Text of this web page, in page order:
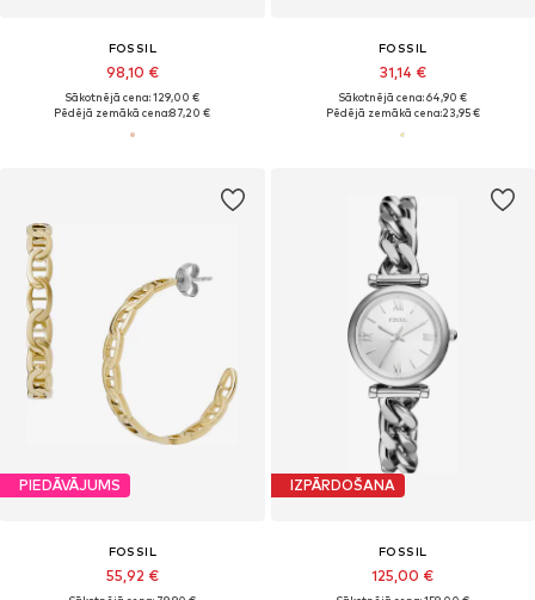
FOSSIL
98,10 €
Sākotnējā cena: 129,00 €
Pēdējā zemākā cena:87,20 €
FOSSIL
31,14 €
Sākotnējā cena: 64,90 €
Pēdējā zemākā cena:23,95 €
PIEDĀVĀJUMS
FOSSIL
55,92 €
IZPĀRDOŠANA
FOSSIL
125,00 €